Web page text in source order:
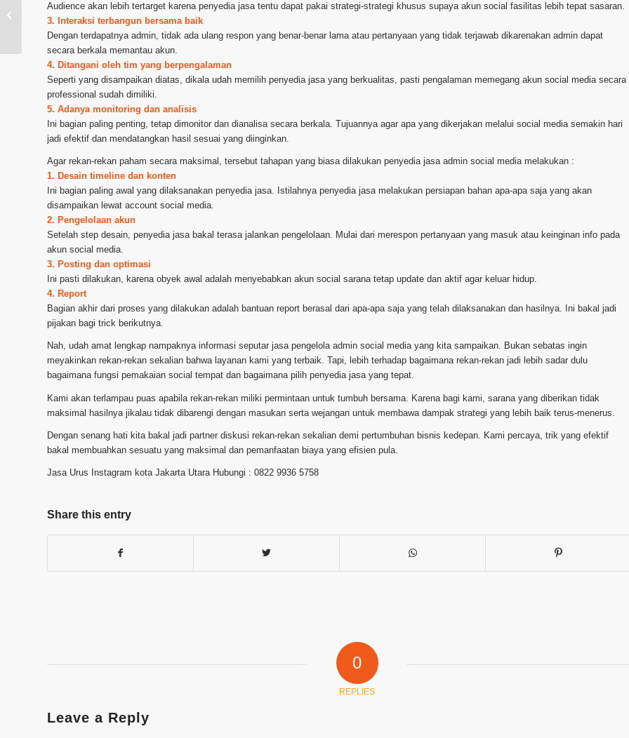
Audience akan lebih tertarget karena penyedia jasa tentu dapat pakai strategi-strategi khusus supaya akun social fasilitas lebih tepat sasaran.
3. Interaksi terbangun bersama baik
Dengan terdapatnya admin, tidak ada ulang respon yang benar-benar lama atau pertanyaan yang tidak terjawab dikarenakan admin dapat
secara berkala memantau akun.
4. Ditangani oleh tim yang berpengalaman
Seperti yang disampaikan diatas, dikala udah memilih penyedia jasa yang berkualitas, pasti pengalaman memegang akun social media secara
professional sudah dimiliki.
5. Adanya monitoring dan analisis
Ini bagian paling penting, tetap dimonitor dan dianalisa secara berkala. Tujuannya agar apa yang dikerjakan melalui social media semakin hari
jadi efektif dan mendatangkan hasil sesuai yang diinginkan.
Agar rekan-rekan paham secara maksimal, tersebut tahapan yang biasa dilakukan penyedia jasa admin social media melakukan :
1. Desain timeline dan konten
Ini bagian paling awal yang dilaksanakan penyedia jasa. Istilahnya penyedia jasa melakukan persiapan bahan apa-apa saja yang akan
disampaikan lewat account social media.
2. Pengelolaan akun
Setelah step desain, penyedia jasa bakal terasa jalankan pengelolaan. Mulai dari merespon pertanyaan yang masuk atau keinginan info pada
akun social media.
3. Posting dan optimasi
Ini pasti dilakukan, karena obyek awal adalah menyebabkan akun social sarana tetap update dan aktif agar keluar hidup.
4. Report
Bagian akhir dari proses yang dilakukan adalah bantuan report berasal dari apa-apa saja yang telah dilaksanakan dan hasilnya. Ini bakal jadi
pijakan bagi trick berikutnya.
Nah, udah amat lengkap nampaknya informasi seputar jasa pengelola admin social media yang kita sampaikan. Bukan sebatas ingin
meyakinkan rekan-rekan sekalian bahwa layanan kami yang terbaik. Tapi, lebih terhadap bagaimana rekan-rekan jadi lebih sadar dulu
bagaimana fungsi pemakaian social tempat dan bagaimana pilih penyedia jasa yang tepat.
Kami akan terlampau puas apabila rekan-rekan miliki permintaan untuk tumbuh bersama. Karena bagi kami, sarana yang diberikan tidak
maksimal hasilnya jikalau tidak dibarengi dengan masukan serta wejangan untuk membawa dampak strategi yang lebih baik terus-menerus.
Dengan senang hati kita bakal jadi partner diskusi rekan-rekan sekalian demi pertumbuhan bisnis kedepan. Kami percaya, trik yang efektif
bakal membuahkan sesuatu yang maksimal dan pemanfaatan biaya yang efisien pula.
Jasa Urus Instagram kota Jakarta Utara Hubungi : 0822 9936 5758
Share this entry
0
REPLIES
Leave a Reply
Jasa Admin Facebook kota
Kotamobagu